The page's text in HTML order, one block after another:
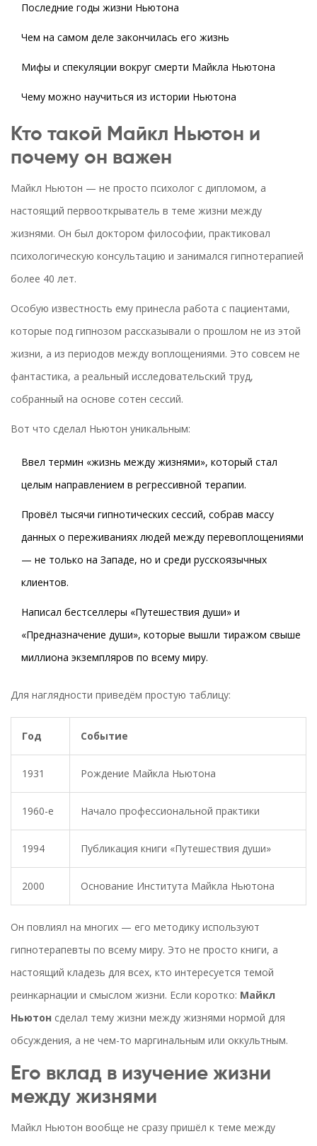
Последние годы жизни Ньютона
Чем на самом деле закончилась его жизнь
Мифы и спекуляции вокруг смерти Майкла Ньютона
Чему можно научиться из истории Ньютона
Кто такой Майкл Ньютон и
почему он важен
Майкл Ньютон — не просто психолог с дипломом, а
настоящий первооткрыватель в теме жизни между
жизнями. Он был доктором философии, практиковал
психологическую консультацию и занимался гипнотерапией
более 40 лет.
Особую известность ему принесла работа с пациентами,
которые под гипнозом рассказывали о прошлом не из этой
жизни, а из периодов между воплощениями. Это совсем не
фантастика, а реальный исследовательский труд,
собранный на основе сотен сессий.
Вот что сделал Ньютон уникальным:
Ввел термин «жизнь между жизнями», который стал
целым направлением в регрессивной терапии.
Провёл тысячи гипнотических сессий, собрав массу
данных о переживаниях людей между перевоплощениями
— не только на Западе, но и среди русскоязычных
клиентов.
Написал бестселлеры «Путешествия души» и
«Предназначение души», которые вышли тиражом свыше
миллиона экземпляров по всему миру.
Для наглядности приведём простую таблицу:
Год Событие
1931 Рождение Майкла Ньютона
1960-е Начало профессиональной практики
1994 Публикация книги «Путешествия души»
2000 Основание Института Майкла Ньютона
Он повлиял на многих — его методику используют
гипнотерапевты по всему миру. Это не просто книги, а
настоящий кладезь для всех, кто интересуется темой
реинкарнации и смыслом жизни. Если коротко: Майкл
Ньютон сделал тему жизни между жизнями нормой для
обсуждения, а не чем-то маргинальным или оккультным.
Его вклад в изучение жизни
между жизнями
Майкл Ньютон вообще не сразу пришёл к теме между